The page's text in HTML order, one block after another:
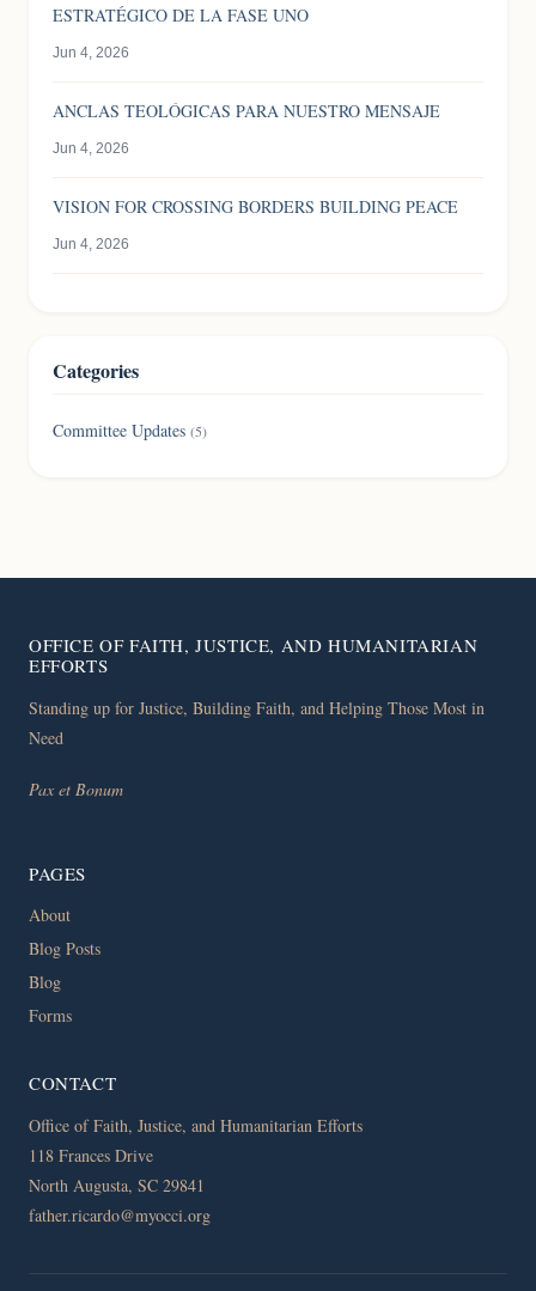
ESTRATÉGICO DE LA FASE UNO
Jun 4, 2026
ANCLAS TEOLÓGICAS PARA NUESTRO MENSAJE
Jun 4, 2026
VISION FOR CROSSING BORDERS BUILDING PEACE
Jun 4, 2026
Categories
Committee Updates (5)
OFFICE OF FAITH, JUSTICE, AND HUMANITARIAN
EFFORTS
Standing up for Justice, Building Faith, and Helping Those Most in
Need
Pax et Bonum
PAGES
About
Blog Posts
Blog
Forms
CONTACT
Office of Faith, Justice, and Humanitarian Efforts
118 Frances Drive
North Augusta, SC 29841
father.ricardo@myocci.org